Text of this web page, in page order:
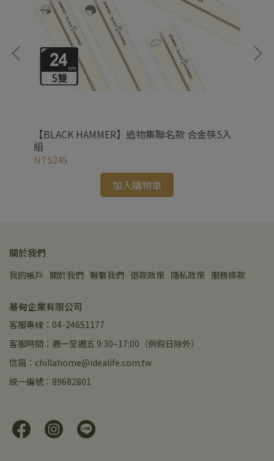
【BLACK HAMMER】造物集聯名款 合金筷5入
組
NT$245
加入購物車
關於我們
我的帳戶 關於我們 聯繫我們 退款政策 隱私政策 服務條款
基甸企業有限公司
客服專線：04-24651177
客服時間：週一至週五 9:30–17:00（例假日除外）
信箱：chillahome@idealife.com.tw
統一編號：89682801